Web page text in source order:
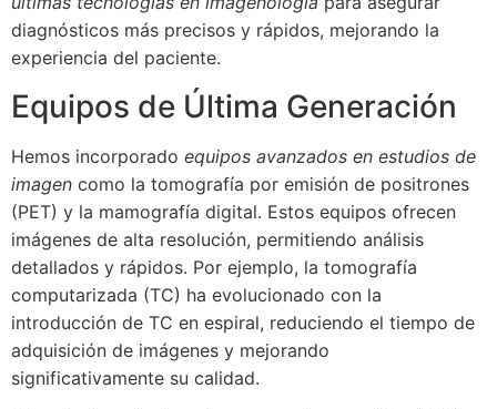
diagnósticos más precisos y rápidos, mejorando la
experiencia del paciente.
Equipos de Última Generación
Hemos incorporado equipos avanzados en estudios de
imagen como la tomografía por emisión de positrones
(PET) y la mamografía digital. Estos equipos ofrecen
imágenes de alta resolución, permitiendo análisis
detallados y rápidos. Por ejemplo, la tomografía
computarizada (TC) ha evolucionado con la
introducción de TC en espiral, reduciendo el tiempo de
adquisición de imágenes y mejorando
significativamente su calidad.